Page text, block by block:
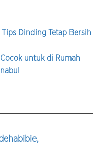
Dinding Tetap Bersih
untuk di Rumah
,